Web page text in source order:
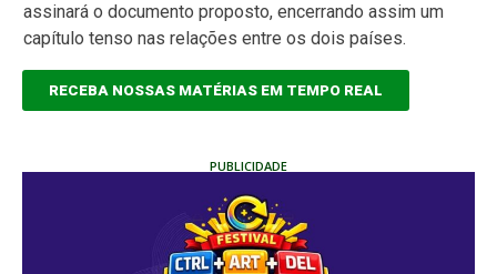
assinará o documento proposto, encerrando assim um
capítulo tenso nas relações entre os dois países.
RECEBA NOSSAS MATÉRIAS EM TEMPO REAL
PUBLICIDADE